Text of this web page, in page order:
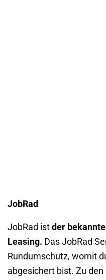
JobRad
JobRad ist der
Leasing. Das JobRad
Rundumschutz, womit
abgesichert bist. Zu